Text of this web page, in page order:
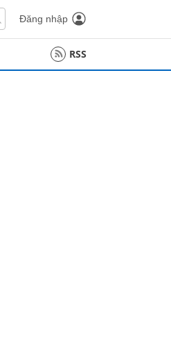
Đăng nhập
RSS